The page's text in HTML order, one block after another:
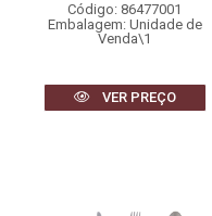
Código: 86477001
Embalagem: Unidade de
Venda\1
VER PREÇO